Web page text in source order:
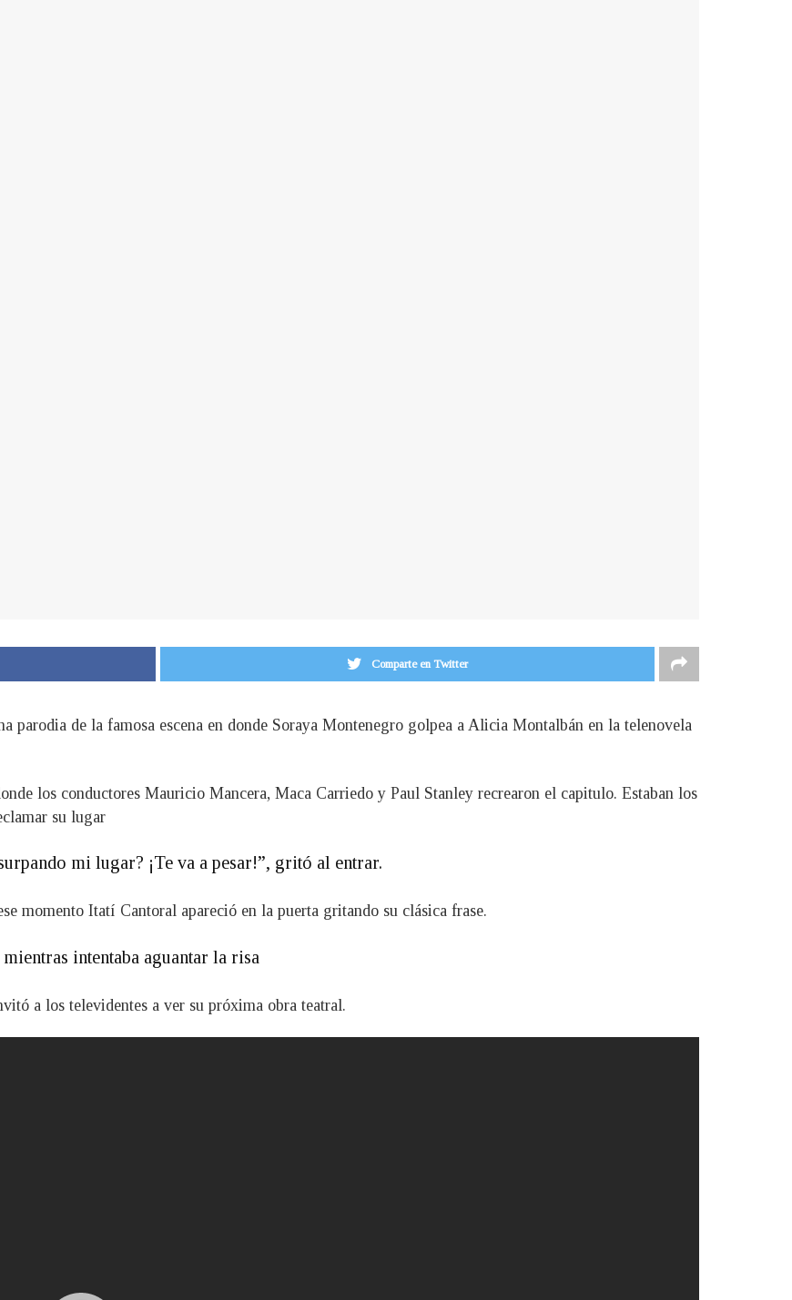
Comparte en Twitter
parodia de la famosa escena en donde Soraya Montenegro golpea a Alicia Montalbán en la telenovela
los conductores Mauricio Mancera, Maca Carriedo y Paul Stanley recrearon el capitulo. Estaban los
su lugar
mi lugar? ¡Te va a pesar!”, gritó al entrar.
momento Itatí Cantoral apareció en la puerta gritando su clásica frase.
intentaba aguantar la risa
a los televidentes a ver su próxima obra teatral.